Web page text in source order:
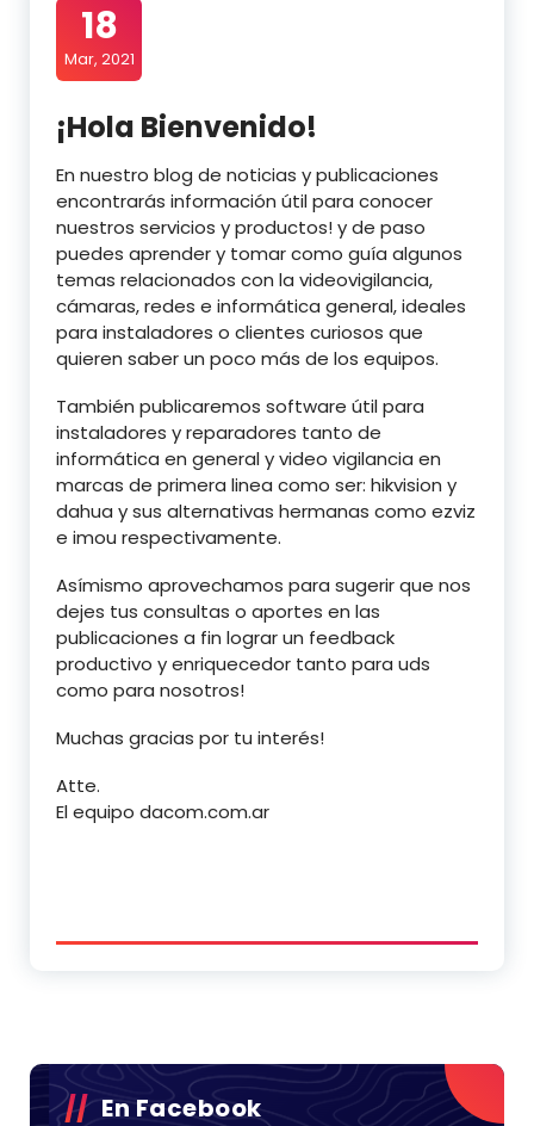
18
Mar, 2021
¡Hola Bienvenido!
En nuestro blog de noticias y publicaciones
encontrarás información útil para conocer
nuestros servicios y productos! y de paso
puedes aprender y tomar como guía algunos
temas relacionados con la videovigilancia,
cámaras, redes e informática general, ideales
para instaladores o clientes curiosos que
quieren saber un poco más de los equipos.
También publicaremos software útil para
instaladores y reparadores tanto de
informática en general y video vigilancia en
marcas de primera linea como ser: hikvision y
dahua y sus alternativas hermanas como ezviz
e imou respectivamente.
Asímismo aprovechamos para sugerir que nos
dejes tus consultas o aportes en las
publicaciones a fin lograr un feedback
productivo y enriquecedor tanto para uds
como para nosotros!
Muchas gracias por tu interés!
Atte.
El equipo dacom.com.ar
En Facebook